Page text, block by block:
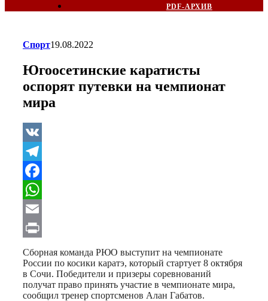
PDF-АРХИВ
Спорт19.08.2022
Югоосетинские каратисты
оспорят путевки на чемпионат
мира
VK
Telegram
Facebook
WhatsApp
Email
Print
Сборная команда РЮО выступит на чемпионате
России по косики каратэ, который стартует 8 октября
в Сочи. Победители и призеры соревнований
получат право принять участие в чемпионате мира,
сообщил тренер спортсменов Алан Габатов.